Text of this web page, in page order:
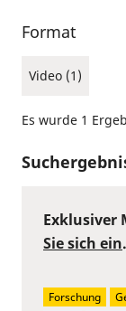
Format
Video (1)
Es wurde 1
Exklusiver
Sie sich ein.
Forschung